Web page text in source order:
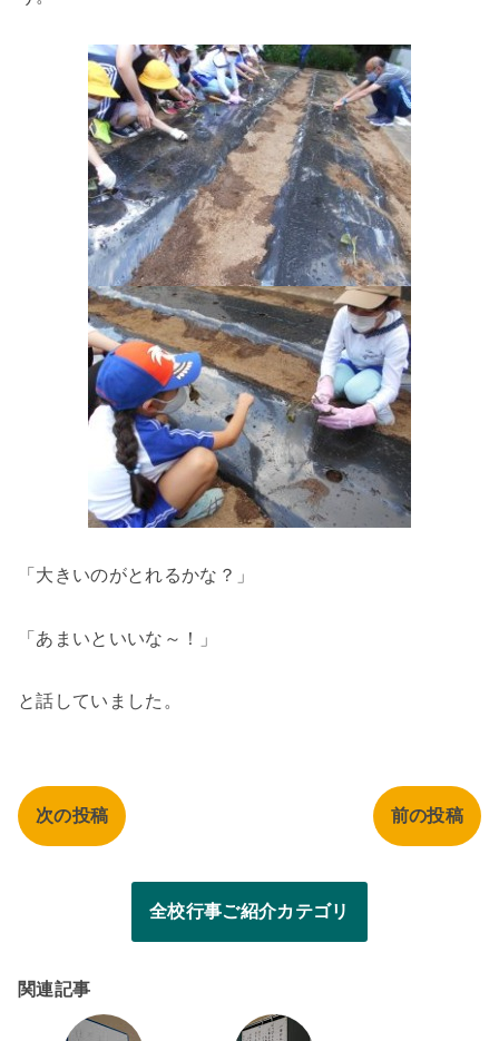
「大きいのがとれるかな？」
「あまいといいな～！」
と話していました。
次の投稿 前の投稿
全校行事ご紹介カテゴリ
関連記事